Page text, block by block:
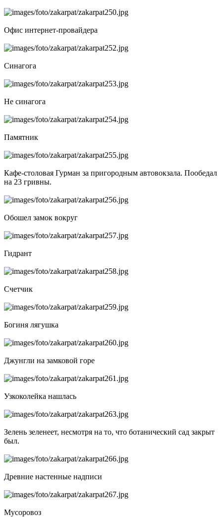
Офис интернет-провайдера
Синагога
Не синагога
Памятник
Кафе-столовая Гурман за пригородным автовокзала. Пообедал
на 23 гривны.
Обошел замок вокруг
Гидрант
Счетчик
Богиня лягушка
Джунгли на замковой горе
Узкоколейка нашлась
Зелень зеленеет, несмотря на то, что ботанический сад закрыт
был.
Древние настенные надписи
Мусоровоз